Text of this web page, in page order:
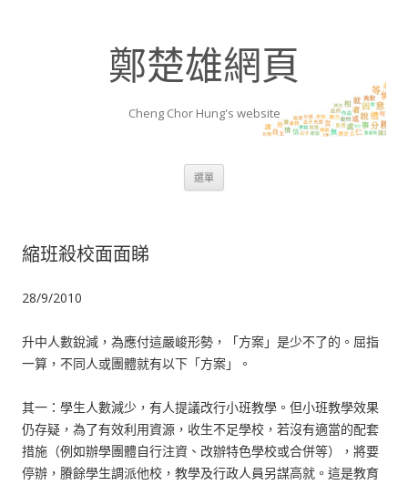
鄭楚雄網頁
Cheng Chor Hung's website
選單
縮班殺校面面睇
28/9/2010
升中人數銳減，為應付這嚴峻形勢，「方案」是少不了的。屈指
一算，不同人或團體就有以下「方案」。
其一：學生人數減少，有人提議改行小班教學。但小班教學效果
仍存疑，為了有效利用資源，收生不足學校，若沒有適當的配套
措施（例如辦學團體自行注資、改辦特色學校或合併等），將要
停辦，賸餘學生調派他校，教學及行政人員另謀高就。這是教育